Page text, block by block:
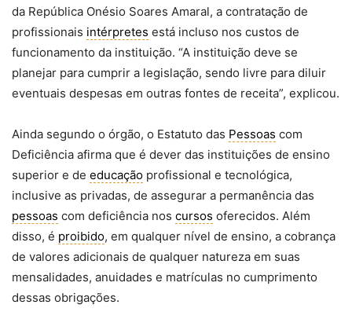
da República Onésio Soares Amaral, a contratação de
profissionais intérpretes está incluso nos custos de
funcionamento da instituição. “A instituição deve se
planejar para cumprir a legislação, sendo livre para diluir
eventuais despesas em outras fontes de receita”, explicou.
Ainda segundo o órgão, o Estatuto das Pessoas com
Deficiência afirma que é dever das instituições de ensino
superior e de educação profissional e tecnológica,
inclusive as privadas, de assegurar a permanência das
pessoas com deficiência nos cursos oferecidos. Além
disso, é proibido, em qualquer nível de ensino, a cobrança
de valores adicionais de qualquer natureza em suas
mensalidades, anuidades e matrículas no cumprimento
dessas obrigações.